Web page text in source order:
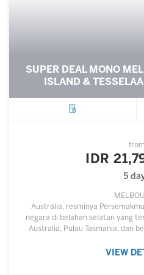
SUPER DEAL MONO
ISLAND &
from
IDR
5
Australia, resminya
negara di belahan selatan yang
Australia, Pulau Tasmania, dan
VIEW